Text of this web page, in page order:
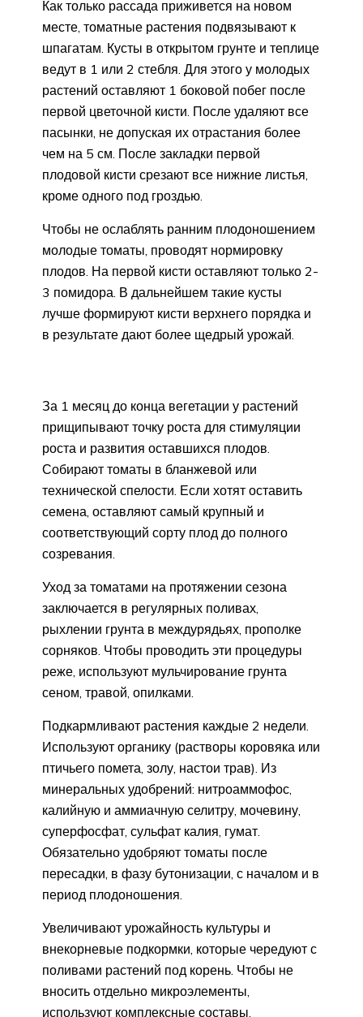
Как только рассада приживется на новом
месте, томатные растения подвязывают к
шпагатам. Кусты в открытом грунте и теплице
ведут в 1 или 2 стебля. Для этого у молодых
растений оставляют 1 боковой побег после
первой цветочной кисти. После удаляют все
пасынки, не допуская их отрастания более
чем на 5 см. После закладки первой
плодовой кисти срезают все нижние листья,
кроме одного под гроздью.
Чтобы не ослаблять ранним плодоношением
молодые томаты, проводят нормировку
плодов. На первой кисти оставляют только 2-
3 помидора. В дальнейшем такие кусты
лучше формируют кисти верхнего порядка и
в результате дают более щедрый урожай.
За 1 месяц до конца вегетации у растений
прищипывают точку роста для стимуляции
роста и развития оставшихся плодов.
Собирают томаты в бланжевой или
технической спелости. Если хотят оставить
семена, оставляют самый крупный и
соответствующий сорту плод до полного
созревания.
Уход за томатами на протяжении сезона
заключается в регулярных поливах,
рыхлении грунта в междурядьях, прополке
сорняков. Чтобы проводить эти процедуры
реже, используют мульчирование грунта
сеном, травой, опилками.
Подкармливают растения каждые 2 недели.
Используют органику (растворы коровяка или
птичьего помета, золу, настои трав). Из
минеральных удобрений: нитроаммофос,
калийную и аммиачную селитру, мочевину,
суперфосфат, сульфат калия, гумат.
Обязательно удобряют томаты после
пересадки, в фазу бутонизации, с началом и в
период плодоношения.
Увеличивают урожайность культуры и
внекорневые подкормки, которые чередуют с
поливами растений под корень. Чтобы не
вносить отдельно микроэлементы,
используют комплексные составы,